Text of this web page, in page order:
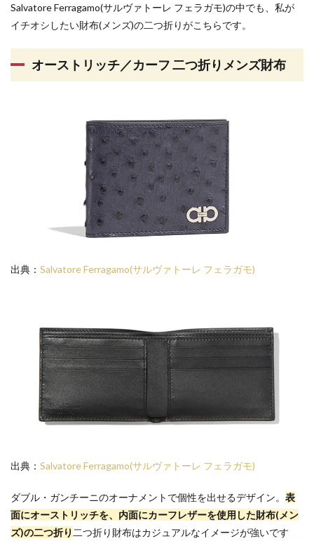
Salvatore Ferragamo(サルヴァトーレ フェラガモ)の中でも、私が
イチオシしたい財布(メンズ)の二つ折りがこちらです。
オーストリッチ／カーフ 二つ折りメンズ財布
出典： Salvatore Ferragamo(サルヴァトーレ フェラガモ)
出典： Salvatore Ferragamo(サルヴァトーレ フェラガモ)
ダブル・ガンチーニのオーナメントで個性を出せるデザイン。 表
面にオーストリッチを、内面にカーフレザーを使用した財布(メン
ズ)の二つ折り 二つ折り財布はカジュアルなイメージが強いです